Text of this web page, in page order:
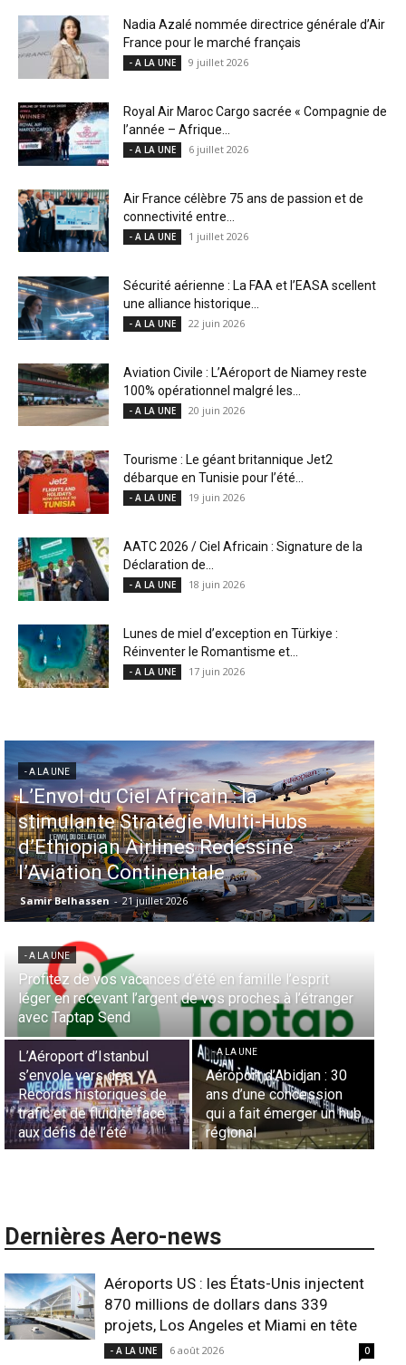
Nadia Azalé nommée directrice générale d’Air
France pour le marché français
- A LA UNE 9 juillet 2026
Royal Air Maroc Cargo sacrée « Compagnie de
l’année – Afrique...
- A LA UNE 6 juillet 2026
Air France célèbre 75 ans de passion et de
connectivité entre...
- A LA UNE 1 juillet 2026
Sécurité aérienne : La FAA et l’EASA scellent
une alliance historique...
- A LA UNE 22 juin 2026
Aviation Civile : L’Aéroport de Niamey reste
100% opérationnel malgré les...
- A LA UNE 20 juin 2026
Tourisme : Le géant britannique Jet2
débarque en Tunisie pour l’été...
- A LA UNE 19 juin 2026
AATC 2026 / Ciel Africain : Signature de la
Déclaration de...
- A LA UNE 18 juin 2026
Lunes de miel d’exception en Türkiye :
Réinventer le Romantisme et...
- A LA UNE 17 juin 2026
- A LA UNE
L’Envol du Ciel Africain : la
stimulante Stratégie Multi-Hubs
d’Ethiopian Airlines Redessine
l’Aviation Continentale
Samir Belhassen - 21 juillet 2026
- A LA UNE
Profitez de vos vacances d’été en famille l’esprit
léger en recevant l’argent de vos proches à l’étranger
avec Taptap Send
L’Aéroport d’Istanbul
s’envole vers des
Records historiques de
trafic et de fluidité face
aux défis de l’été
- A LA UNE
Aéroport d’Abidjan : 30
ans d’une concession
qui a fait émerger un hub
régional
Dernières Aero-news
Aéroports US : les États-Unis injectent
870 millions de dollars dans 339
projets, Los Angeles et Miami en tête
- A LA UNE 6 août 2026 0